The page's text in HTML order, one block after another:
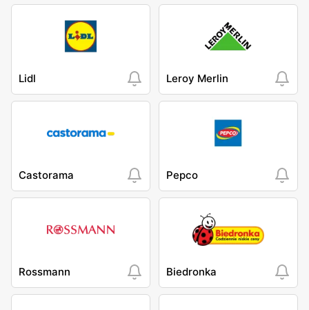
Lidl Leroy Merlin
Castorama Pepco
Rossmann Biedronka